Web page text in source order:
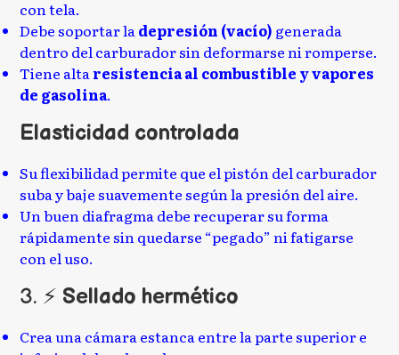
con tela.
Debe soportar ladepresión (vacío) generada
dentro del carburador sin deformarse ni romperse.
Tiene altaresistencia al combustible y vapores
de gasolina.
Elasticidad controlada
Su flexibilidad permite que el pistón del carburador
suba y baje suavemente según la presión del aire.
Un buen diafragma debe recuperar su forma
rápidamente sin quedarse “pegado” ni fatigarse
con el uso.
3. ⚡ Sellado hermético
Crea una cámara estanca entre la parte superior e